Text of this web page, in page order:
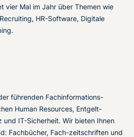
vier Mal im Jahr über Themen wie
HR-Software, Digitale
führenden Fachinformations-
Human Resources, Entgelt-
IT-Sicherheit. Wir bieten Ihnen
Fachbücher, Fach-zeitschriften und